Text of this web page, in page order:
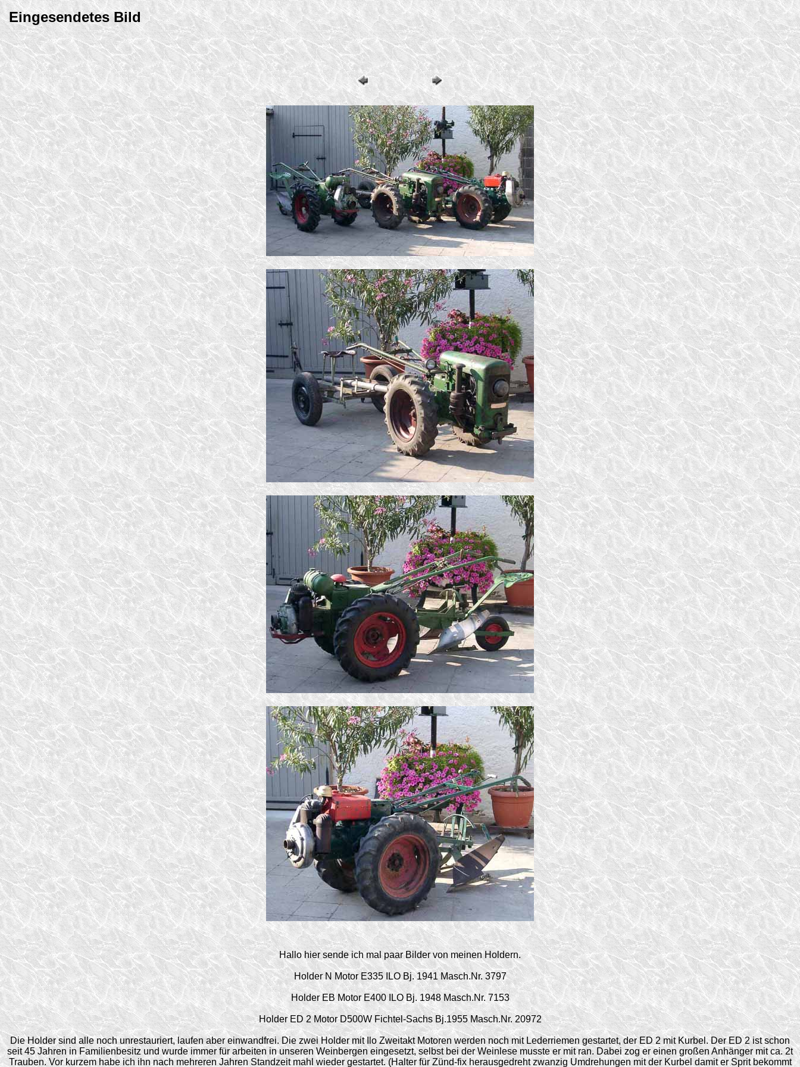
Eingesendetes Bild
Hallo hier sende ich mal paar Bilder von meinen Holdern.
Holder N Motor E335 ILO Bj. 1941 Masch.Nr. 3797
Holder EB Motor E400 ILO Bj. 1948 Masch.Nr. 7153
Holder ED 2 Motor D500W Fichtel-Sachs Bj.1955 Masch.Nr. 20972
Die Holder sind alle noch unrestauriert, laufen aber einwandfrei. Die zwei Holder mit Ilo Zweitakt Motoren werden noch mit Lederriemen gestartet, der ED 2 mit Kurbel. Der ED 2 ist schon
seit 45 Jahren in Familienbesitz und wurde immer für arbeiten in unseren Weinbergen eingesetzt, selbst bei der Weinlese musste er mit ran. Dabei zog er einen großen Anhänger mit ca. 2t
Trauben. Vor kurzem habe ich ihn nach mehreren Jahren Standzeit mahl wieder gestartet. (Halter für Zünd-fix herausgedreht zwanzig Umdrehungen mit der Kurbel damit er Sprit bekommt